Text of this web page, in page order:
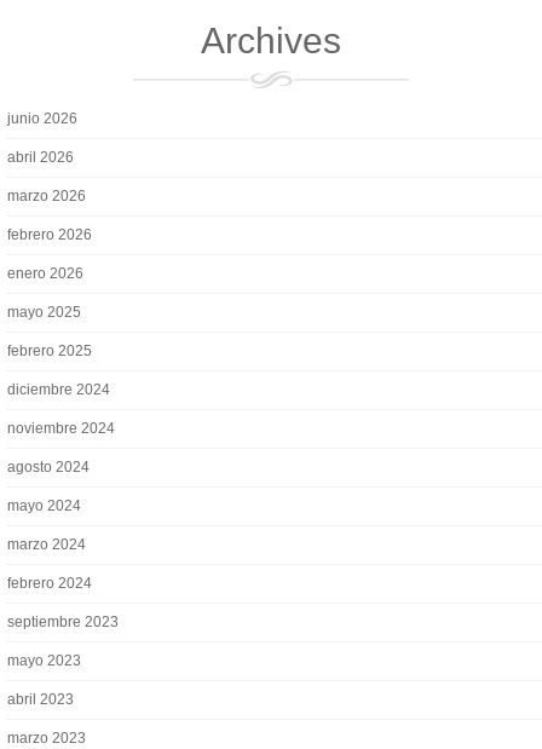
Archives
junio 2026
abril 2026
marzo 2026
febrero 2026
enero 2026
mayo 2025
febrero 2025
diciembre 2024
noviembre 2024
agosto 2024
mayo 2024
marzo 2024
febrero 2024
septiembre 2023
mayo 2023
abril 2023
marzo 2023